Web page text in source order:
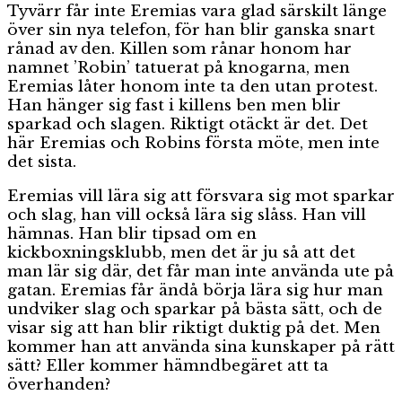
Tyvärr får inte Eremias vara glad särskilt länge
över sin nya telefon, för han blir ganska snart
rånad av den. Killen som rånar honom har
namnet ’Robin’ tatuerat på knogarna, men
Eremias låter honom inte ta den utan protest.
Han hänger sig fast i killens ben men blir
sparkad och slagen. Riktigt otäckt är det. Det
här Eremias och Robins första möte, men inte
det sista.
Eremias vill lära sig att försvara sig mot sparkar
och slag, han vill också lära sig slåss. Han vill
hämnas. Han blir tipsad om en
kickboxningsklubb, men det är ju så att det
man lär sig där, det får man inte använda ute på
gatan. Eremias får ändå börja lära sig hur man
undviker slag och sparkar på bästa sätt, och de
visar sig att han blir riktigt duktig på det. Men
kommer han att använda sina kunskaper på rätt
sätt? Eller kommer hämndbegäret att ta
överhanden?